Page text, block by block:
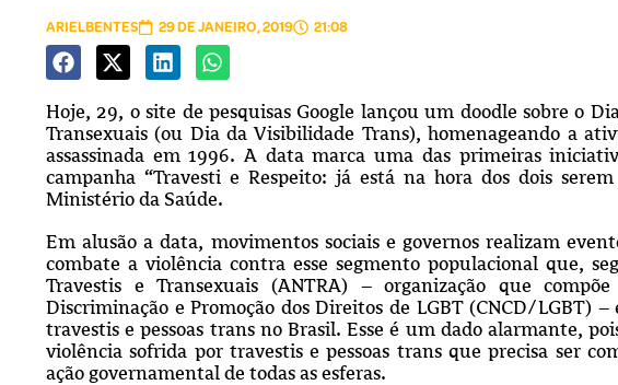
ARIELBENTES 29 DE JANEIRO, 2019 21:08
Hoje, 29, o site de pesquisas Google lançou um doodle sobre o
Transexuais (ou Dia da Visibilidade Trans), homenageando a
assassinada em 1996. A data marca uma das primeiras
campanha “Travesti e Respeito: já está na hora dos dois
Ministério da Saúde.
Em alusão a data, movimentos sociais e governos realizam
combate a violência contra esse segmento populacional que,
Travestis e Transexuais (ANTRA) – organização que
Discriminação e Promoção dos Direitos de LGBT (CNCD/LGBT) –
travestis e pessoas trans no Brasil. Esse é um dado alarmante,
violência sofrida por travestis e pessoas trans que precisa ser
ação governamental de todas as esferas.